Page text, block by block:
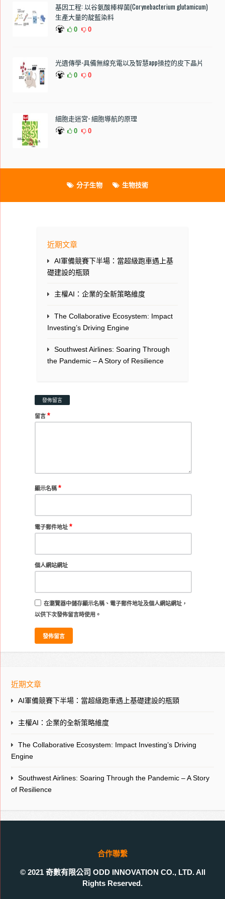
基因工程: 以谷氨酸棒桿菌(Corynebacterium glutamicum)
生產大量的靛藍染料
0 0
光遺傳學-具備無線充電以及智慧app操控的皮下晶片
0 0
細胞走迷宮- 細胞導航的原理
0 0
分子生物 生物技術
近期文章
AI軍備競賽下半場：當超級跑車遇上基
礎建設的瓶頸
主權AI：企業的全新策略維度
The Collaborative Ecosystem: Impact
Investing’s Driving Engine
Southwest Airlines: Soaring Through
the Pandemic – A Story of Resilience
發佈留言
留言 *
顯示名稱 *
電子郵件地址 *
個人網站網址
在瀏覽器中儲存顯示名稱、電子郵件地址及個人網站網址，
以供下次發佈留言時使用。
近期文章
AI軍備競賽下半場：當超級跑車遇上基礎建設的瓶頸
主權AI：企業的全新策略維度
The Collaborative Ecosystem: Impact Investing’s Driving
Engine
Southwest Airlines: Soaring Through the Pandemic – A Story
of Resilience
合作聯繫
© 2021 奇數有限公司 ODD INNOVATION CO., LTD. All
Rights Reserved.